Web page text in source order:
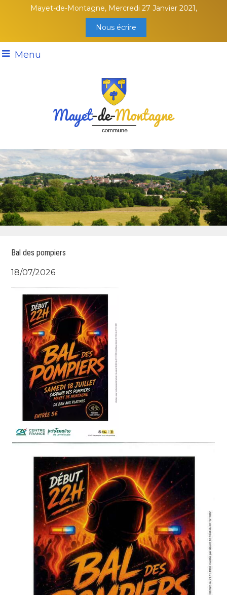
Mayet-de-Montagne, Mercredi 27 Janvier 2021,
Nous écrire
Menu
Bal des pompiers
18/07/2026